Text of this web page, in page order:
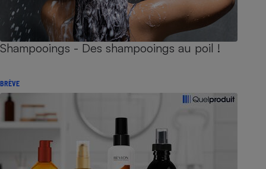
Shampooings - Des shampooings au poil !
BRÈVE